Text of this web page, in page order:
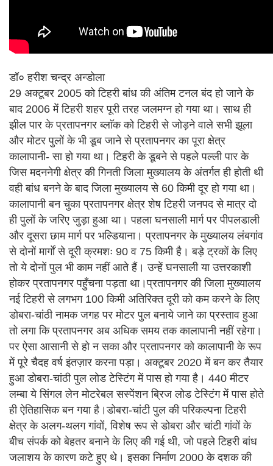
डॉ० हरीश चन्द्र अन्डोला
29 अक्टूबर 2005 को टिहरी बांध की अंतिम टनल बंद हो जाने के
बाद 2006 में टिहरी शहर पूरी तरह जलमग्न हो गया था। साथ ही
झील पार के प्रतापनगर ब्लाॅक को टिहरी से जोड़ने वाले सभी झूला
और मोटर पुलों के भी डूब जाने से प्रतापनगर का पूरा क्षेत्र
कालापानी- सा हो गया था। टिहरी के डूबने से पहले पल्ली पार के
जिस मदननेगी क्षेत्र की गिनती जिला मुख्यालय के अंतर्गत ही होती थी
वही बांध बनने के बाद जिला मुख्यालय से 60 किमी दूर हो गया था।
कालापानी बन चुका प्रतापनगर क्षेत्र शेष टिहरी जनपद से मात्र दो
ही पुलों के जरिए जुड़ा हुआ था। पहला घनसाली मार्ग पर पीपलडाली
और दूसरा छाम मार्ग पर भल्डियाना। प्रतापनगर के मुख्यालय लंबगांव
से दोनों मार्गों से दूरी क्रमशः 90 व 75 किमी है। बड़े ट्रकों के लिए
तो ये दोनों पुल भी काम नहीं आते हैं। उन्हें घनसाली या उत्तरकाशी
होकर प्रतापनगर पहुँचना पड़ता था।प्रतापनगर की जिला मुख्यालय
नई टिहरी से लगभग 100 किमी अतिरिक्त दूरी को कम करने के लिए
डोबरा-चांठी नामक जगह पर मोटर पुल बनाये जाने का प्रस्ताव हुआ
तो लगा कि प्रतापनगर अब अधिक समय तक कालापानी नहीं रहेगा।
पर ऐसा आसानी से हो न सका और प्रतापनगर को कालापानी के रूप
में पूरे चैदह वर्ष इंतज़ार करना पड़ा। अक्टूबर 2020 में बन कर तैयार
हुआ डोबरा-चांठी पुल लोड टेस्टिंग में पास हो गया है। 440 मीटर
लम्बा ये सिंगल लेन मोटरेबल सस्पेंशन ब्रिज लोड टेस्टिंग में पास होते
ही ऐतिहासिक बन गया है।डोबरा-चांटी पुल की परिकल्पना टिहरी
क्षेत्र के अलग-थलग गांवों, विशेष रूप से डोबरा और चांटी गांवों के
बीच संपर्क को बेहतर बनाने के लिए की गई थी, जो पहले टिहरी बांध
जलाशय के कारण कटे हुए थे। इसका निर्माण 2000 के दशक की